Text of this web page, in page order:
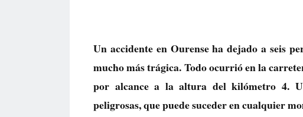
Un accidente en Ourense ha dejado a seis
mucho más trágica. Todo ocurrió en la
por alcance a la altura del kilómetro 4.
peligrosas, que puede suceder en cualquier